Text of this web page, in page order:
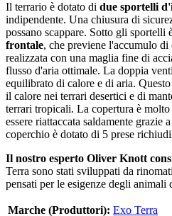
Il terrario è dotato di due sportelli
indipendente. Una chiusura di
possano scappare. Sotto gli sportelli
frontale, che previene l'accumulo di
realizzata con una maglia fine di
flusso d'aria ottimale. La doppia
equilibrato di calore e di aria.
il calore nei terrari desertici e di
terrari tropicali. La copertura è
essere riattaccata saldamente grazie a
coperchio è dotato di 5 prese
Il nostro esperto Oliver Knott
Terra sono stati sviluppati da
pensati per le esigenze degli animali
Marche (Produttori): Exo Terra